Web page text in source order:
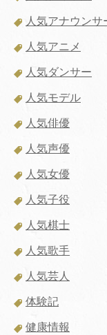
人気アナウンサ
人気アニメ
人気ダンサー
人気モデル
人気俳優
人気声優
人気女優
人気子役
人気棋士
人気歌手
人気芸人
体験記
健康情報